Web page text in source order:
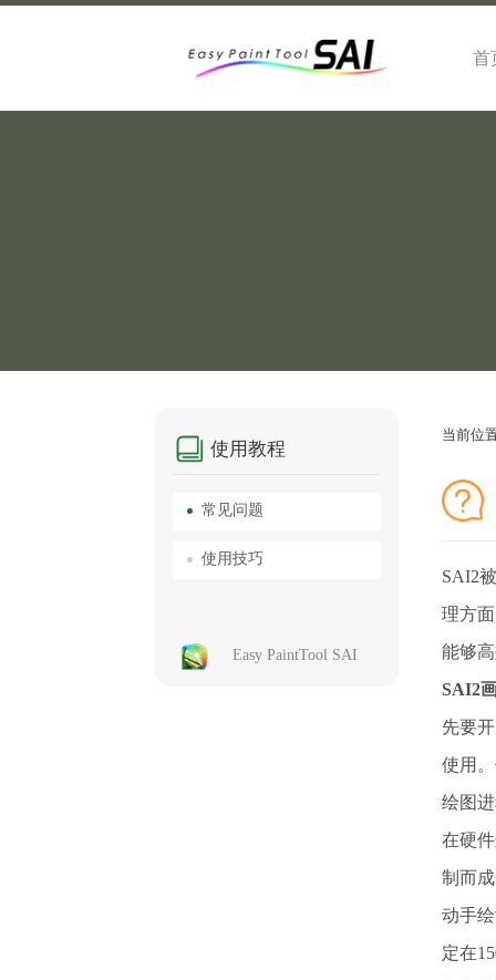
首
使用教程
常见问题
使用技巧
Easy PaintTool SAI
当前位
SAI2
理方
能够
SAI2
先要
使用
绘图
在硬
制而
动手
定在